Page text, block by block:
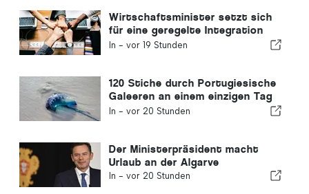
Wirtschaftsminister setzt sich
für eine geregelte Integration
ein und garantiert Einwanderern
In - vor 19 Stunden
120 Stiche durch Portugiesische
Galeeren an einem einzigen Tag
verzeichnet
In - vor 20 Stunden
Der Ministerpräsident macht
Urlaub an der Algarve
In - vor 20 Stunden